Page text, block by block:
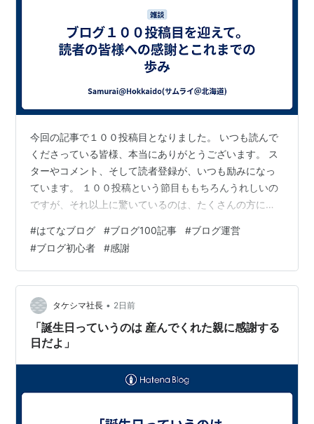
今回の記事で１００投稿目となりました。 いつも読んで
くださっている皆様、本当にありがとうございます。 ス
ターやコメント、そして読者登録が、いつも励みになっ
ています。 １００投稿という節目ももちろんうれしいの
ですが、それ以上に驚いているのは、たくさんの方に読
頃は、こんなに多くの方に読んでいただき、読者になっ
ていただけるとは想像もしていませんでした。 このブロ
グは、ジャンルを決めず、そのとき気になったことや役
立ちそうだと思ったことを書いています。独り言のよう
な投稿もあれば、有料記事や検証記事を書くこともあり
ます。 これからも「気になるところだけ覗…
#はてなブログ #ブログ100記事 #ブログ運営
#ブログ初心者 #感謝
タケシマ社長 • 2日前
「誕生日っていうのは 産んでくれた親に感謝する
日だよ」